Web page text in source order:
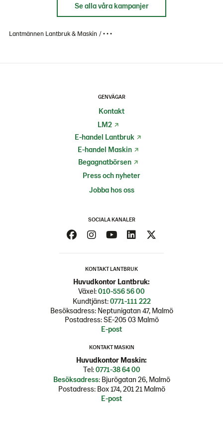
Se alla våra kampanjer
Lantmännen Lantbruk & Maskin • • •
GENVÄGAR
Kontakt
LM2
E-handel Lantbruk
E-handel Maskin
Begagnatbörsen
Press och nyheter
Jobba hos oss
SOCIALA KANALER
KONTAKT LANTBRUK
Huvudkontor Lantbruk:
Växel:010-556 56 00
Kundtjänst:0771-111 222
Besöksadress: Neptunigatan 47, Malmö
Postadress: SE-205 03 Malmö
E-post
KONTAKT MASKIN
Huvudkontor Maskin:
Tel:0771-38 64 00
Besöksadress: Bjurögatan 26, Malmö
Postadress: Box 174, 201 21 Malmö
E-post